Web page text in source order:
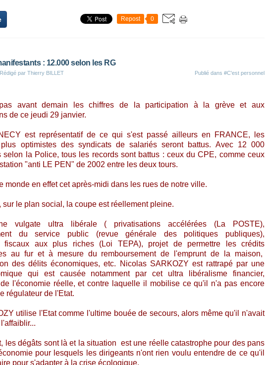
Repost 0
: 12.000 selon les RG
Rédigé par Thierry BILLET Publié dans #C'est personnel
avant demain les chiffres de la participation à la grève et aux
de ce jeudi 29 janvier.
est représentatif de ce qui s'est passé ailleurs en FRANCE, les
optimistes des syndicats de salariés seront battus. Avec 12 000
selon la Police, tous les records sont battus : ceux du CPE, comme ceux
"anti LE PEN" de 2002 entre les deux tours.
monde en effet cet après-midi dans les rues de notre ville.
sur le plan social, la coupe est réellement pleine.
vulgate ultra libérale ( privatisations accélérées (La POSTE),
du service public (revue générale des politiques publiques),
fiscaux aux plus riches (Loi TEPA), projet de permettre les crédits
au fur et à mesure du remboursement de l'emprunt de la maison,
des délits économiques, etc. Nicolas SARKOZY est rattrapé par une
qui est causée notamment par cet ultra libéralisme financier,
l'économie réelle, et contre laquelle il mobilise ce qu'il n'a pas encore
régulateur de l'Etat.
utilise l'Etat comme l'ultime bouée de secours, alors même qu'il n'avait
les dégâts sont là et la situation est une réelle catastrophe pour des pans
pour lesquels les dirigeants n'ont rien voulu entendre de ce qu'il
pour s'adapter à la crise écologique.